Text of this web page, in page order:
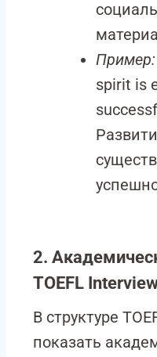
Пример:
spirit is
2.
TOEFL
В структуре
показать